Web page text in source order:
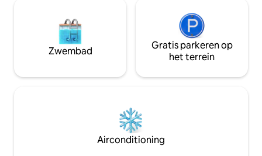
Zwembad
Gratis parkeren op
het terrein
Airconditioning